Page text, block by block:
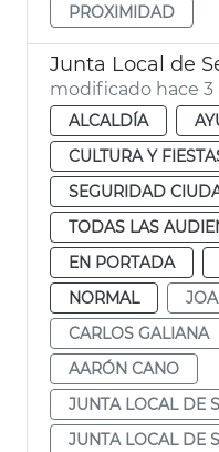
PROXIMIDAD
Junta Local de
modificado hace 3
ALCALDÍA
CULTURA Y
SEGURIDAD
TODAS LAS
EN PORTADA
NORMAL
CARLOS GALIANA
AARÓN CANO
JUNTA LOCAL DE
JUNTA LOCAL DE